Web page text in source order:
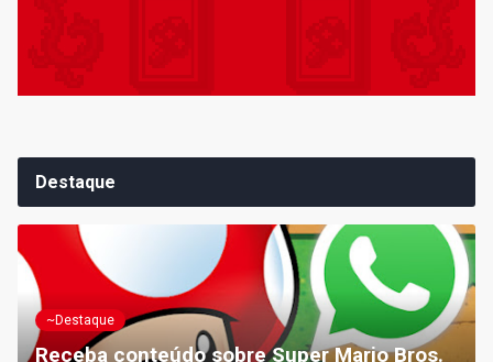
Destaque
~Destaque
Receba conteúdo sobre Super Mario Bros.